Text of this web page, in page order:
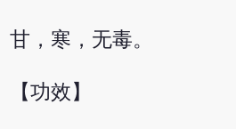
甘，寒，无毒。
【功效】